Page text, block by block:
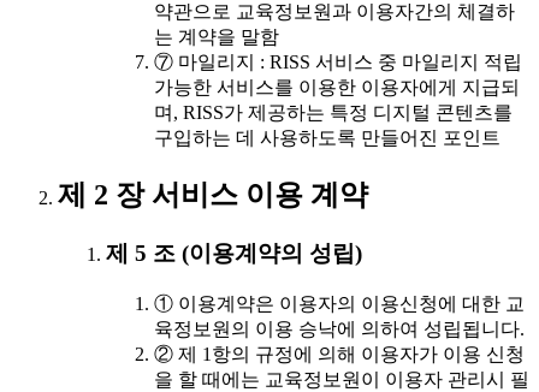
약관으로 교육정보원과 이용자간의 체결하
는 계약을 말함
⑦ 마일리지 : RISS 서비스 중 마일리지 적립
가능한 서비스를 이용한 이용자에게 지급되
며, RISS가 제공하는 특정 디지털 콘텐츠를
구입하는 데 사용하도록 만들어진 포인트
제 2 장 서비스 이용 계약
제 5 조 (이용계약의 성립)
① 이용계약은 이용자의 이용신청에 대한 교
육정보원의 이용 승낙에 의하여 성립됩니다.
② 제 1항의 규정에 의해 이용자가 이용 신청
을 할 때에는 교육정보원이 이용자 관리시 필